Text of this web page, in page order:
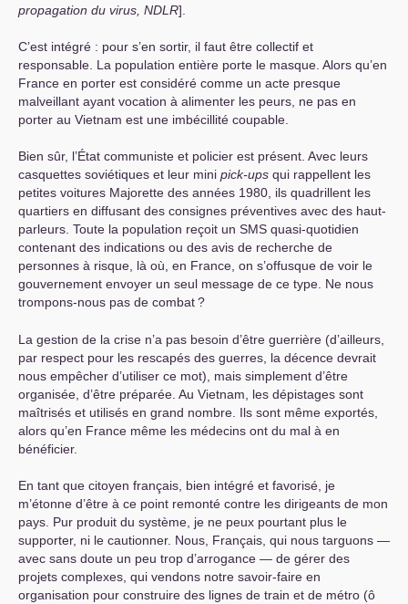
propagation du virus, NDLR].
C’est intégré : pour s’en sortir, il faut être collectif et
responsable. La population entière porte le masque. Alors qu’en
France en porter est considéré comme un acte presque
malveillant ayant vocation à alimenter les peurs, ne pas en
porter au Vietnam est une imbécillité coupable.
Bien sûr, l’État communiste et policier est présent. Avec leurs
casquettes soviétiques et leur mini pick-ups qui rappellent les
petites voitures Majorette des années 1980, ils quadrillent les
quartiers en diffusant des consignes préventives avec des haut-
parleurs. Toute la population reçoit un SMS quasi-quotidien
contenant des indications ou des avis de recherche de
personnes à risque, là où, en France, on s’offusque de voir le
gouvernement envoyer un seul message de ce type. Ne nous
trompons-nous pas de combat?
La gestion de la crise n’a pas besoin d’être guerrière (d’ailleurs,
par respect pour les rescapés des guerres, la décence devrait
nous empêcher d’utiliser ce mot), mais simplement d’être
organisée, d’être préparée. Au Vietnam, les dépistages sont
maîtrisés et utilisés en grand nombre. Ils sont même exportés,
alors qu’en France même les médecins ont du mal à en
bénéficier.
En tant que citoyen français, bien intégré et favorisé, je
m’étonne d’être à ce point remonté contre les dirigeants de mon
pays. Pur produit du système, je ne peux pourtant plus le
supporter, ni le cautionner. Nous, Français, qui nous targuons —
avec sans doute un peu trop d’arrogance — de gérer des
projets complexes, qui vendons notre savoir-faire en
organisation pour construire des lignes de train et de métro (ô